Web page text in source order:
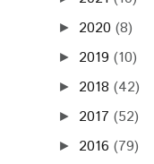
► 2020 (8)
► 2019 (10)
► 2018 (42)
► 2017 (52)
► 2016 (79)